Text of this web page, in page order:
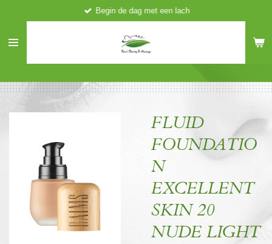
naar
hoofdinhoud
Begin de dag met een lach
FLUID
FOUNDATIO
N
EXCELLENT
SKIN 20
NUDE LIGHT